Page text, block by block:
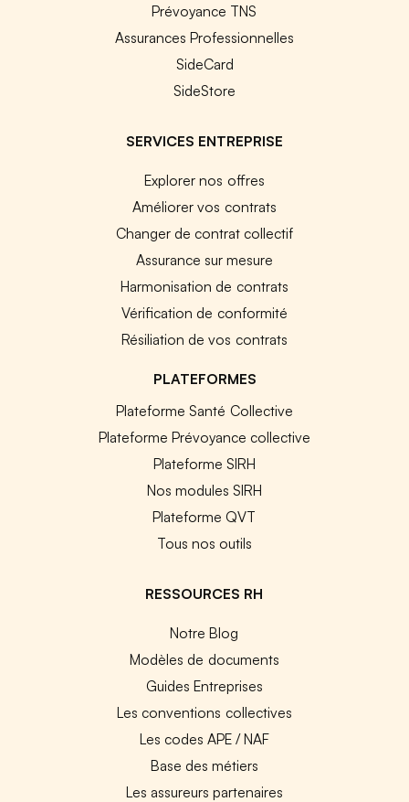
Prévoyance TNS
Assurances Professionnelles
SideCard
SideStore
SERVICES ENTREPRISE
Explorer nos offres
Améliorer vos contrats
Changer de contrat collectif
Assurance sur mesure
Harmonisation de contrats
Vérification de conformité
Résiliation de vos contrats
PLATEFORMES
Plateforme Santé Collective
Plateforme Prévoyance collective
Plateforme SIRH
Nos modules SIRH
Plateforme QVT
Tous nos outils
RESSOURCES RH
Notre Blog
Modèles de documents
Guides Entreprises
Les conventions collectives
Les codes APE / NAF
Base des métiers
Les assureurs partenaires